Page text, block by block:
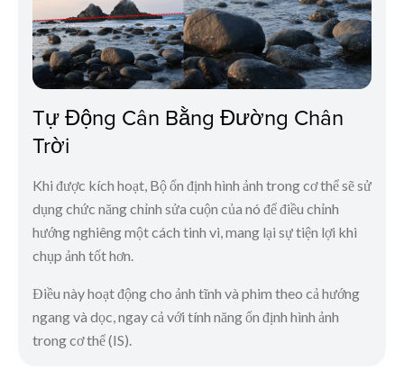
Tự Động Cân Bằng Đường Chân
Trời
Khi được kích hoạt, Bộ ổn định hình ảnh trong cơ thể sẽ sử
dụng chức năng chỉnh sửa cuộn của nó để điều chỉnh
hướng nghiêng một cách tinh vi, mang lại sự tiện lợi khi
chụp ảnh tốt hơn.
Điều này hoạt động cho ảnh tĩnh và phim theo cả hướng
ngang và dọc, ngay cả với tính năng ổn định hình ảnh
trong cơ thể (IS).